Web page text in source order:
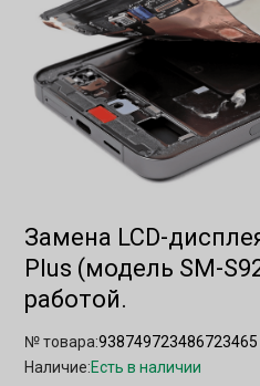
Замена LCD-
Plus (модель SM-
работой.
№ товара:938749723486723465
Наличие:Есть в наличии